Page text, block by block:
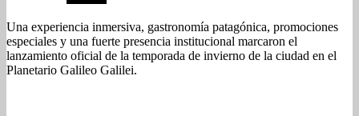
Una experiencia inmersiva, gastronomía patagónica, promociones
especiales y una fuerte presencia institucional marcaron el
lanzamiento oficial de la temporada de invierno de la ciudad en el
Planetario Galileo Galilei.